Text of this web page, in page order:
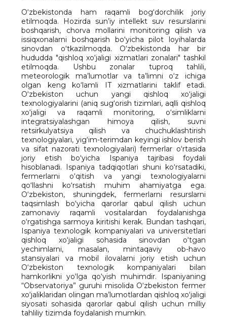
O‘zbekistonda ham raqamli bog‘dorchilik joriy
etilmoqda. Hozirda sun’iy intellekt suv resurslarini
boshqarish, chorva mollarini monitoring qilish va
issiqxonalarni boshqarish bo‘yicha pilot loyihalarda
sinovdan o‘tkazilmoqda. O‘zbekistonda har bir
hududda "qishloq xo‘jaligi xizmatlari zonalari" tashkil
etilmoqda. Ushbu zonalar tuproq tahlili,
meteorologik ma’lumotlar va ta’limni o‘z ichiga
olgan keng ko‘lamli IT xizmatlarini taklif etadi.
O‘zbekiston uchun yangi qishloq xo‘jaligi
texnologiyalarini (aniq sug‘orish tizimlari, aqlli qishloq
xo‘jaligi va raqamli monitoring, o‘simliklarni
integratsiyalashgan himoya qilish, suvni
retsirkulyatsiya qilish va chuchuklashtirish
texnologiyalari, yig‘im-terimdan keyingi ishlov berish
va sifat nazorati texnologiyalari) fermerlar o‘rtasida
joriy etish bo‘yicha Ispaniya tajribasi foydali
hisoblanadi. Ispaniya tadqiqotlari shuni ko‘rsatadiki,
fermerlarni o‘qitish va yangi texnologiyalarni
qo‘llashni ko‘rsatish muhim ahamiyatga ega.
O‘zbekiston, shuningdek, fermerlarni resurslarni
taqsimlash bo‘yicha qarorlar qabul qilish uchun
zamonaviy raqamli vositalardan foydalanishga
o‘rgatishga sarmoya kiritishi kerak. Bundan tashqari,
Ispaniya texnologik kompaniyalari va universitetlari
qishloq xo‘jaligi sohasida sinovdan o‘tgan
yechimlarni, masalan, mintaqaviy ob-havo
stansiyalari va mobil ilovalarni joriy etish uchun
O‘zbekiston texnologik kompaniyalari bilan
hamkorlikni yo‘lga qo‘yish muhimdir. Ispaniyaning
“Observatoriya” guruhi misolida O‘zbekiston fermer
xo‘jaliklaridan olingan ma’lumotlardan qishloq xo‘jaligi
siyosati sohasida qarorlar qabul qilish uchun milliy
tahliliy tizimda foydalanish mumkin.